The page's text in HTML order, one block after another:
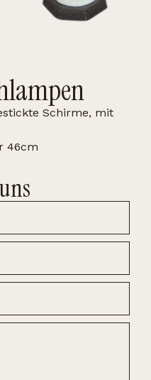
Schirme, mit
46cm